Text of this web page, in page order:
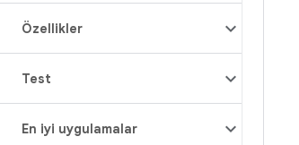
Özellikler
Test
En iyi uygulamalar